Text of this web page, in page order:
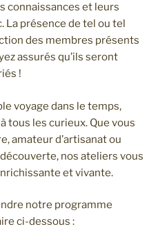
connaissances et leurs
La présence de tel ou tel
des membres présents
assurés qu’ils seront
!
voyage dans le temps,
tous les curieux. Que vous
amateur d’artisanat ou
nos ateliers vous
et vivante.
notre programme
ci-dessous :